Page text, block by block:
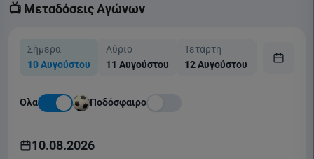
📺 Μεταδόσεις Αγώνων
Σήμερα
10 Αυγούστου
Αύριο
11 Αυγούστου
Τετάρτη
12 Αυγούστου
13
Όλα Ποδόσφαιρο
10.08.2026